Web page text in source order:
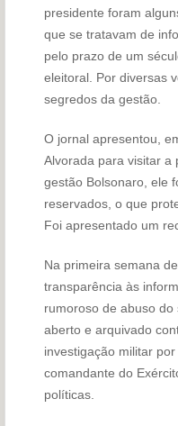
presidente foram
que se tratavam de
pelo prazo de um
eleitoral. Por diversas
segredos da gestão.
O jornal apresentou,
Alvorada para visitar a
gestão Bolsonaro, ele
reservados, o que
Foi apresentado um
Na primeira semana
transparência às
rumoroso de abuso
aberto e arquivado
investigação militar
comandante do
políticas.